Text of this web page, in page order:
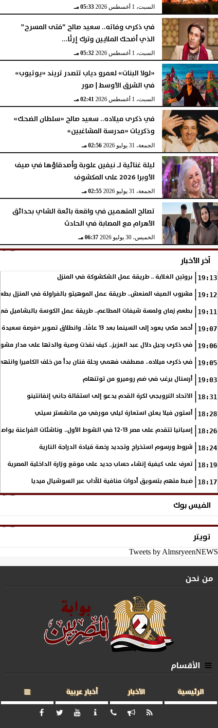
السبت، 1 أغسطس 2026 05:33 مـ
في ذكرى وفاته.. سعيد صالح ”فتى المسرح”
الذي أضحك الملايين وترك إرثًا...
السبت، 1 أغسطس 2026 05:32 مـ
«لولا البنات» لعمرو دياب تتصدر تريند «يوتيوب»
في الشرق الأوسط | صور
السبت، 1 أغسطس 2026 02:41 مـ
في ذكرى ميلاده.. سعيد صالح «سلطان الضحك»
وذكريات «مدرسة المشاغبين»
الجمعة، 31 يوليو 2026 02:56 مـ
ليلة غنائية لـ نيفين علوبة وأصدقاؤها في صيف
الأوبرا 2026 على المكشوف
الجمعة، 31 يوليو 2026 02:55 مـ
تصالح المتهمين في واقعة بائعة الشاي بحدائق
الأهرام مع المصابة في الحادث
الخميس، 30 يوليو 2026 06:37 مـ
آخر الأخبار
19:13 بروتين الغلابة .. طريقة عمل الشكشوكة في المنزل
19:12 مشروب الصيف المنعش.. طريقة عمل الموهيتو بالفراولة في المنزل
19:11 بطعم زمان ولمسة شيفات المطاعم.. طريقة عمل الكوسة بالبشاميل
19:07 أحمد مكي يعود إلى السينما بعد 13 عامًا.. وانطلاق تصوير «فرصة سعيدة»
19:06 في ذكرى رحيل دلال عبد العزيز.. كيف نفذت وصية والدتها على مدار
19:05 في ذكرى ميلاده.. مصطفى فهمي رحلة فنان بدأ من خلف الكاميرا وانتهى
19:03 أرسنال يرغب في ضم روميرو من توتنهام
18:31 الاتحاد النرويجي لكرة القدم يدعو إلى استقالة جاني إنفانتينو
18:28 أستون فيلا يعلن استعارة ليلي مورفي من مانشستر سيتي
18:26 إسبانيا تتقدم على مصر 13-12 في الشوط الأول.. وناشئات الفراعنة يواصلن حلم بلوغ نهائي مونديال اليد
18:24 شروط ورسوم استخراج وتجديد رخصة قيادة الدراجة النارية
18:19 تعرف على كيفية إنشاء حساب جديد على موقع وزارة الداخلية المصرية
18:17 ضبط متهم بتسويق أدوات منافية للآداب عبر السوشيال ميديا
الفيس بوك
تويتر
Tweets by AlmsryeenNEWS
من نحن
الأقسام
الرئيسية الأخبار أخبار عربية